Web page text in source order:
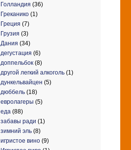
Голландия (36)
Греканико (1)
Греция (7)
Грузия (3)
Дания (34)
дегустация (6)
доппельбок (8)
другой легкий алкоголь (1)
дункельвайцен (5)
дюббель (18)
евролагеры (5)
еда (88)
забавы ради (1)
зимний эль (8)
игристое вино (9)